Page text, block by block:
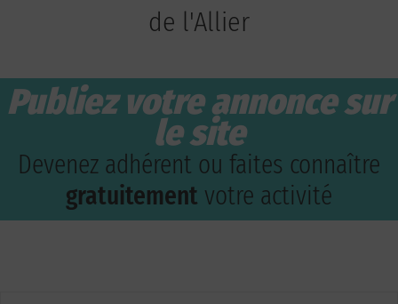
de l'Allier
Publiez votre annonce sur
le site
Devenez adhérent ou faites connaître
gratuitement votre activité